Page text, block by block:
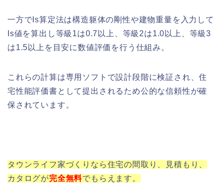
一方でIs算定法は構造躯体の剛性や建物重量を入力して
Is値を算出し等級1は0.7以上、等級2は1.0以上、等級3
は1.5以上を目安に数値評価を行う仕組み。
これらの計算は専用ソフトで設計段階に検証され、住
宅性能評価書として提出されるため公的な信頼性が確
保されています。
タウンライフ家づくりなら住宅の間取り、見積もり、
カタログが完全無料でもらえます。